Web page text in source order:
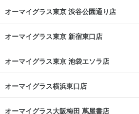
オーマイグラス東京 渋谷公園通り店
オーマイグラス東京 新宿東口店
オーマイグラス東京 池袋エソラ店
オーマイグラス横浜東口店
オーマイグラス大阪梅田 蔦屋書店